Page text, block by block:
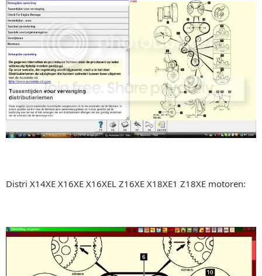
Distri X14XE X16XE X16XEL Z16XE X18XE1 Z18XE motoren: